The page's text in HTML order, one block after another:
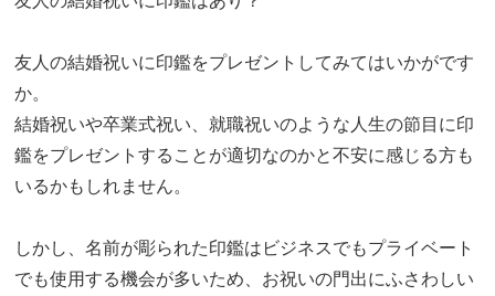
友人の結婚祝いに印鑑をプレゼントしてみてはいかがです
か。
結婚祝いや卒業式祝い、就職祝いのような人生の節目に印
鑑をプレゼントすることが適切なのかと不安に感じる方も
いるかもしれません。
しかし、名前が彫られた印鑑はビジネスでもプライベート
でも使用する機会が多いため、お祝いの門出にふさわしい